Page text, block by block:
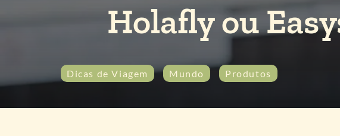
Holafly ou
Dicas de Viagem Mundo Produtos